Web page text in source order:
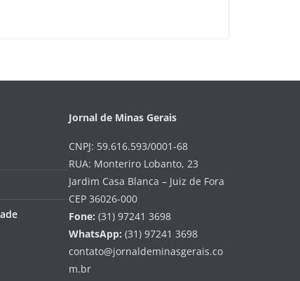
Jornal de Minas Gerais
CNPJ: 59.616.593/0001-68
RUA: Monteriro Lobanto, 23
Jardim Casa Blanca – Juiz de Fora
CEP 36026-000
Fone: (31) 97241 3698
WhatsApp: (31) 97241 3698
contato@jornaldeminasgerais.co
m.br